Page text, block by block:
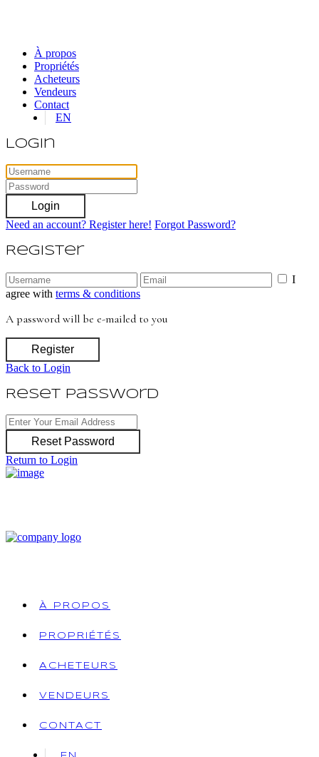
À propos
Propriétés
Acheteurs
Vendeurs
Contact
EN
Login
Login
Need an account? Register here! Forgot Password?
Register
I
agree with terms & conditions
A password will be e-mailed to you
Register
Back to Login
Reset Password
Reset Password
Return to Login
À PROPOS
PROPRIÉTÉS
ACHETEURS
VENDEURS
CONTACT